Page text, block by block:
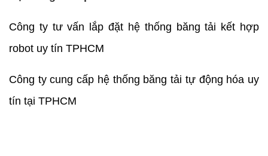
Công ty tư vấn lắp đặt hệ thống băng tải kết hợp
robot uy tín TPHCM
Công ty cung cấp hệ thống băng tải tự động hóa uy
tín tại TPHCM